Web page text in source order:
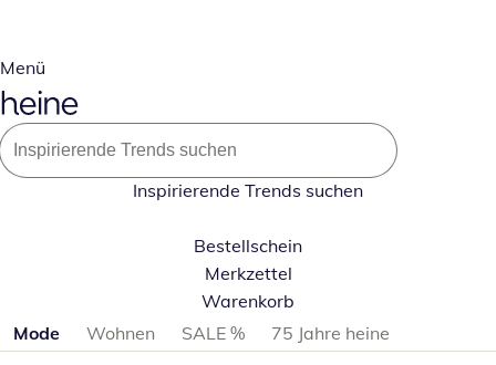
Menü
Inspirierende Trends suchen
Bestellschein
Merkzettel
Warenkorb
Produktkategorien überspringen
Mode Wohnen SALE %
75 Jahre heine